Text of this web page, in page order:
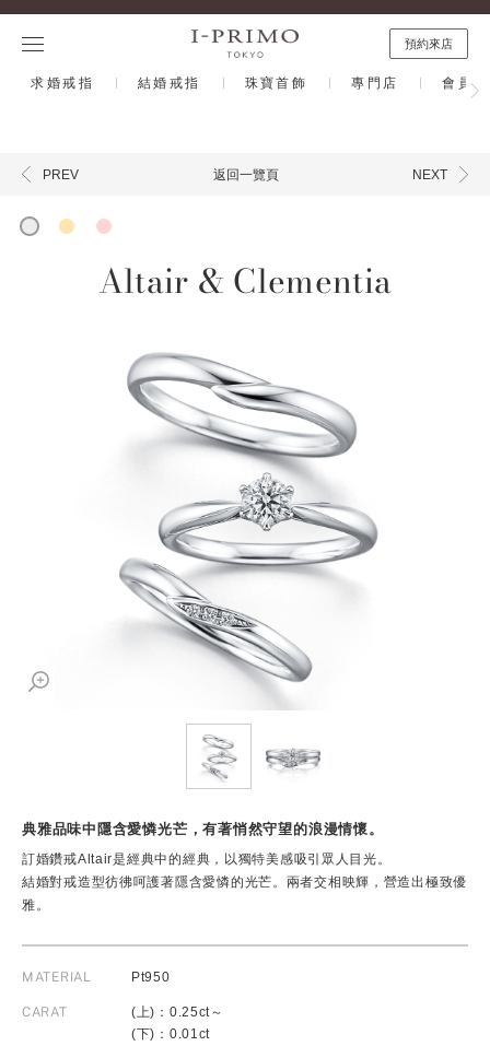
預約來店
求婚戒指 結婚戒指 珠寶首飾 專門店 會員
PREV 返回一覽頁 NEXT
Altair & Clementia
典雅品味中隱含愛憐光芒，有著悄然守望的浪漫情懷。
訂婚鑽戒Altair是經典中的經典，以獨特美感吸引眾人目光。
結婚對戒造型彷彿呵護著隱含愛憐的光芒。兩者交相映輝，營造出極致優
雅。
MATERIAL Pt950
CARAT
(上)：0.25ct～
(下)：0.01ct